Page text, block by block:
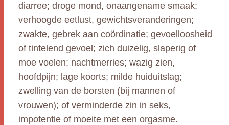
diarree; droge mond, onaangename smaak;
verhoogde eetlust, gewichtsveranderingen;
zwakte, gebrek aan coördinatie; gevoelloosheid
of tintelend gevoel; zich duizelig, slaperig of
moe voelen; nachtmerries; wazig zien,
hoofdpijn; lage koorts; milde huiduitslag;
zwelling van de borsten (bij mannen of
vrouwen); of verminderde zin in seks,
impotentie of moeite met een orgasme.